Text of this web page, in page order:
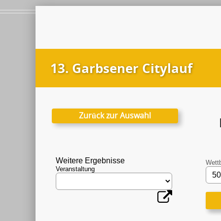
13. Garbsener Citylauf
Zurück zur Auswahl
Weitere Ergebnisse
Veranstaltung